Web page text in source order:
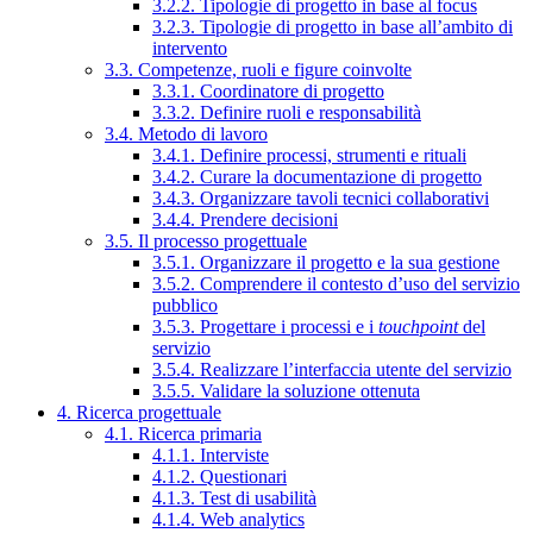
3.2.2. Tipologie di progetto in base al focus
3.2.3. Tipologie di progetto in base all’ambito di
intervento
3.3. Competenze, ruoli e figure coinvolte
3.3.1. Coordinatore di progetto
3.3.2. Definire ruoli e responsabilità
3.4. Metodo di lavoro
3.4.1. Definire processi, strumenti e rituali
3.4.2. Curare la documentazione di progetto
3.4.3. Organizzare tavoli tecnici collaborativi
3.4.4. Prendere decisioni
3.5. Il processo progettuale
3.5.1. Organizzare il progetto e la sua gestione
3.5.2. Comprendere il contesto d’uso del servizio
pubblico
3.5.3. Progettare i processi e i touchpointdel
servizio
3.5.4. Realizzare l’interfaccia utente del servizio
3.5.5. Validare la soluzione ottenuta
4. Ricerca progettuale
4.1. Ricerca primaria
4.1.1. Interviste
4.1.2. Questionari
4.1.3. Test di usabilità
4.1.4. Web analytics